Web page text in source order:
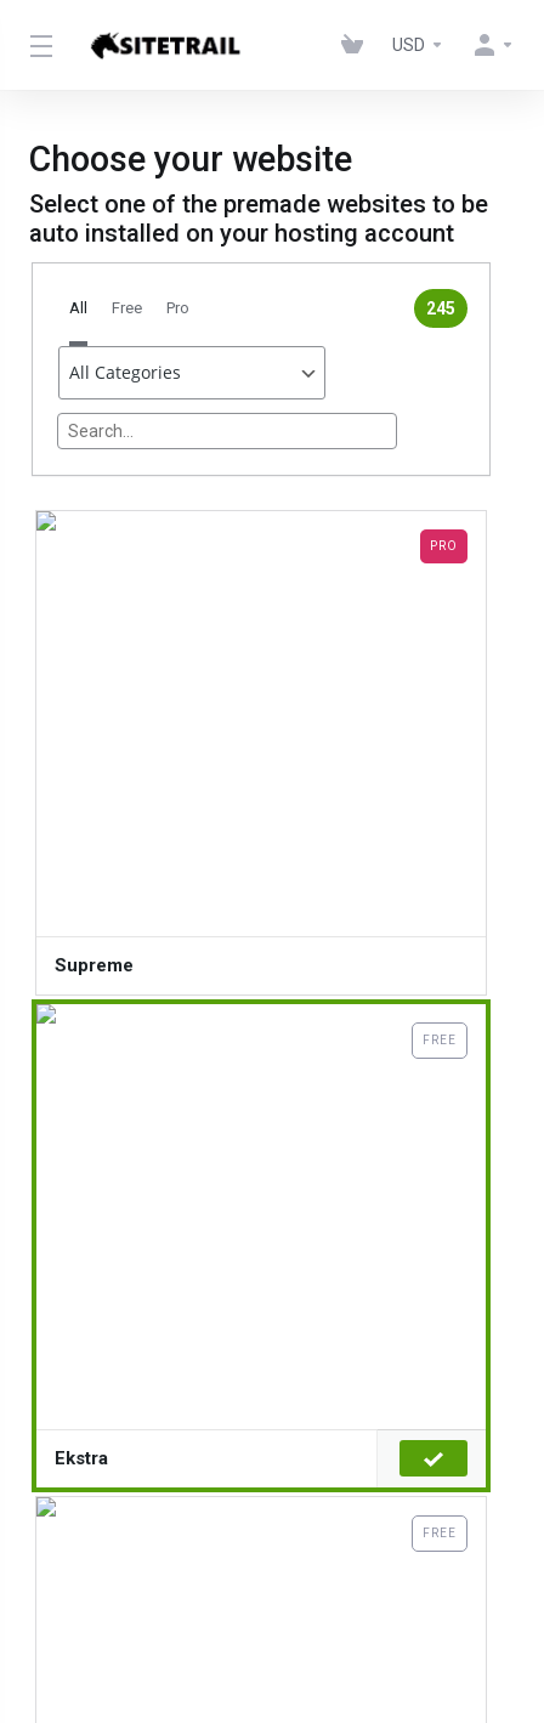
USD
Choose your website
Select one of the premade websites to be
auto installed on your hosting account
245
All Free Pro
themeSelector.search<
PRO
Supreme
FREE
Ekstra
FREE